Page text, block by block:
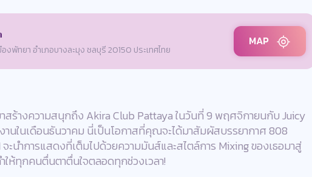
งพัทยา อำเภอบางละมุง ชลบุรี 20150 ประเทศไทย
MAP
สร้างความสนุกถึง Akira Club Pattaya ในวันที่ 9 พฤศจิกายนกับ Juicy
านในเดือนธันวาคม นี่เป็นโอกาสที่คุณจะได้มาสัมผัสบรรยากาศ 808
จะนำการแสดงที่เต็มไปด้วยความมันส์และสไตล์การ Mixing ของเธอมาสู่
ให้ทุกคนตื่นตาตื่นใจตลอดทุกช่วงเวลา!